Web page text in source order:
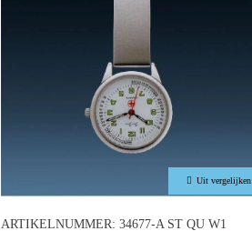
Uit vergelijken
ARTIKELNUMMER: 34677-A ST QU W1